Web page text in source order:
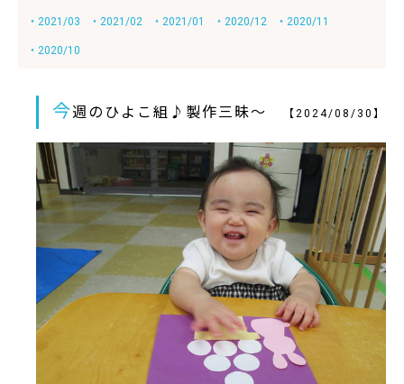
・2021/03 ・2021/02 ・2021/01 ・2020/12 ・2020/11
・2020/10
今週のひよこ組♪製作三昧～ 【2024/08/30】